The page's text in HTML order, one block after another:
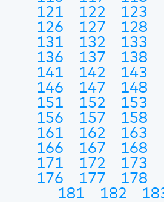
121
122 123
126
127 128
131
132 133
136
137 138
141
142 143
146
147 148
151
152 153
156
157 158
161
162 163
166
167 168
171
172 173
176
177 178
181
182